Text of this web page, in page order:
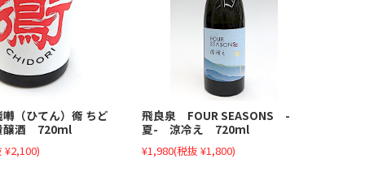
（ひてん）鵆 ちど
醸酒 720ml
¥2,100)
飛良泉 FOUR SEASONS -
夏- 涼冷え 720ml
¥1,980(税抜 ¥1,800)